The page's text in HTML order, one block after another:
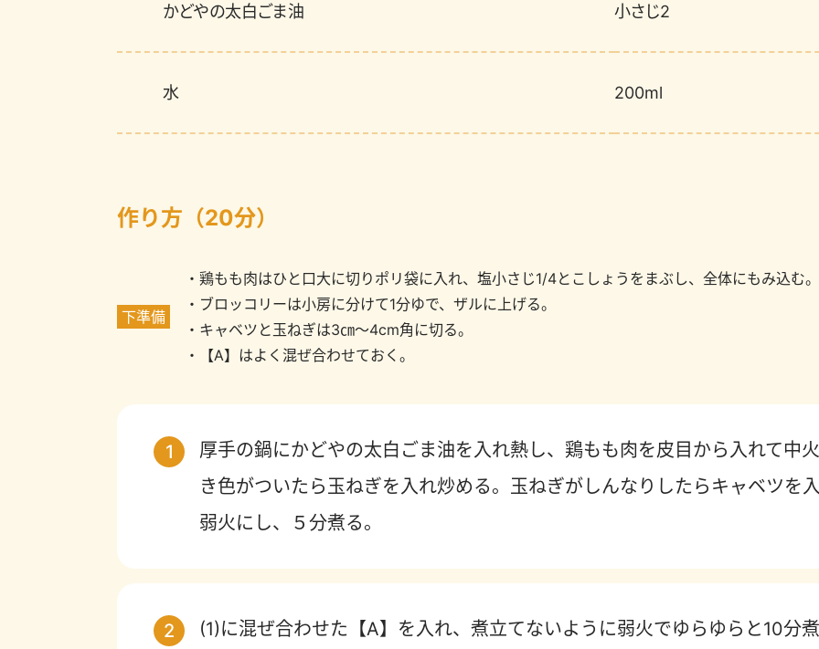
かどやの太白ごま油 小さじ2
水 200ml
作り方（20分）
下準備
・鶏もも肉はひと口大に切りポリ袋に入れ、塩小さじ1/4とこしょうをまぶし、全体にもみ込む。
・ブロッコリーは小房に分けて1分ゆで、ザルに上げる。
・キャベツと玉ねぎは3㎝～4cm角に切る。
・【A】はよく混ぜ合わせておく。
1
厚手の鍋にかどやの太白ごま油を入れ熱し、鶏もも肉を皮目から入れて中
き色がついたら玉ねぎを入れ炒める。玉ねぎがしんなりしたらキャベツを
弱火にし、５分煮る。
2 (1)に混ぜ合わせた【A】を入れ、煮立てないように弱火でゆらゆらと10分